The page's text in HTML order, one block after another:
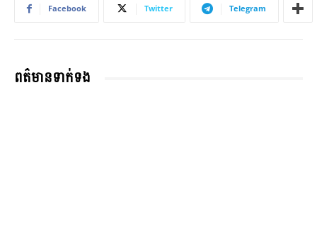
Facebook Twitter Telegram
ពត៌មានទាក់ទង